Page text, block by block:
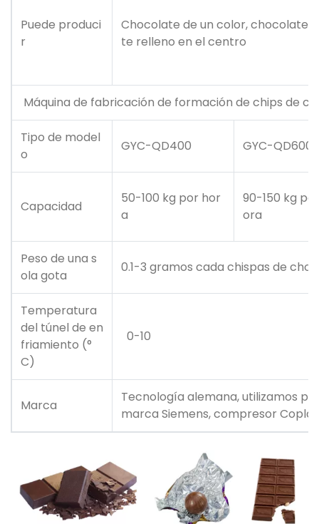
Puede produci
r
Chocolate de un color, chocolate
te relleno en el centro
Máquina de fabricación de formación de chips de
Tipo de model
o
GYC-QD400 GYC-QD600
Capacidad
50-100 kg por hor
a
90-150 kg
ora
Peso de una s
ola gota
0.1-3 gramos cada chispas de
Temperatura
del túnel de en
friamiento (°
C)
0-10
Marca
Tecnología alemana, utilizamos
marca Siemens, compresor